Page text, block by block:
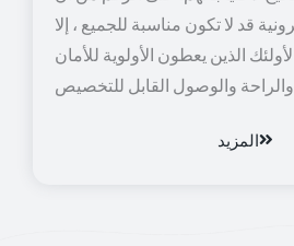
قد لا تكون مناسبة للجميع ، إلا
لأولئك الذين يعطون الأولوية للأمان
المزيد